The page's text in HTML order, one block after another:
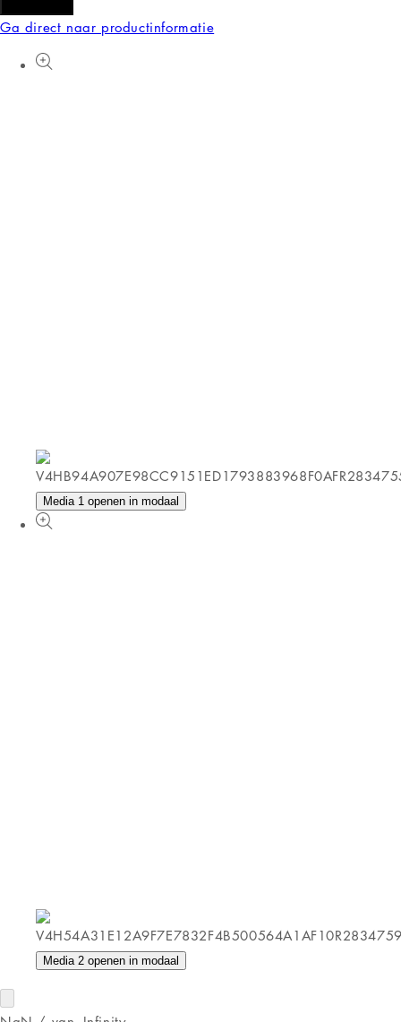
Ga direct naar productinformatie
Media 1 openen in modaal
Media 2 openen in modaal